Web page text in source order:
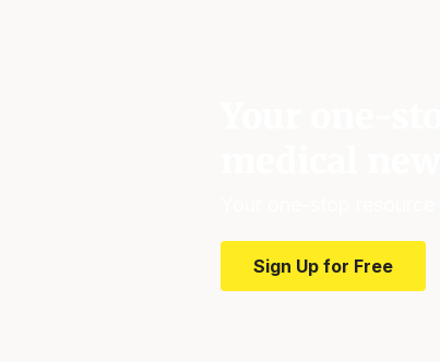
Sign Up for Free